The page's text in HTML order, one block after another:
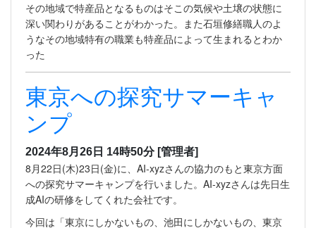
その地域で特産品となるものはそこの気候や土壌の状態に
深い関わりがあることがわかった。また石垣修繕職人のよ
うなその地域特有の職業も特産品によって生まれるとわか
った
東京への探究サマーキャ
ンプ
2024年8月26日 14時50分 [管理者]
8月22日(木)23日(金)に、AI-xyzさんの協力のもと東京方面
への探究サマーキャンプを行いました。AI-xyzさんは先日生
成AIの研修をしてくれた会社です。
今回は「東京にしかないもの、池田にしかないもの、東京